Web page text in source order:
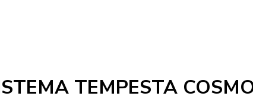
TEMPESTA